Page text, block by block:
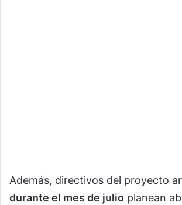
Además, directivos del proyecto
durante el mes de julio planean